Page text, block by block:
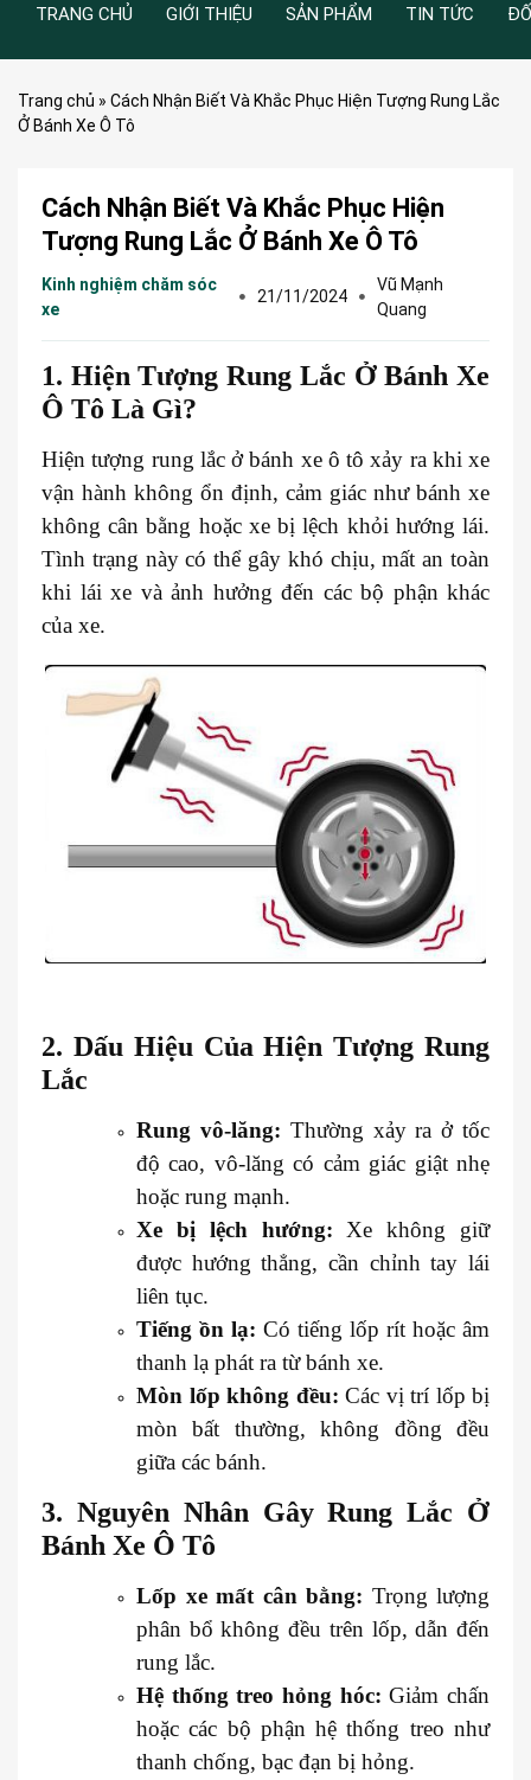
TRANG CHỦ GIỚI THIỆU SẢN PHẨM TIN TỨC
Trang chủ » Cách Nhận Biết Và Khắc Phục Hiện Tượng Rung Lắc
Ở Bánh Xe Ô Tô
Cách Nhận Biết Và Khắc Phục Hiện
Tượng Rung Lắc Ở Bánh Xe Ô Tô
Kinh nghiệm chăm sóc
xe
21/11/2024
Vũ Mạnh
Quang
1. Hiện Tượng Rung Lắc Ở Bánh Xe
Ô Tô Là Gì?
Hiện tượng rung lắc ở bánh xe ô tô xảy ra khi xe
vận hành không ổn định, cảm giác như bánh xe
không cân bằng hoặc xe bị lệch khỏi hướng lái.
Tình trạng này có thể gây khó chịu, mất an toàn
khi lái xe và ảnh hưởng đến các bộ phận khác
của xe.
2. Dấu Hiệu Của Hiện Tượng Rung
Lắc
Rung vô-lăng: Thường xảy ra ở tốc
độ cao, vô-lăng có cảm giác giật nhẹ
hoặc rung mạnh.
Xe bị lệch hướng: Xe không giữ
được hướng thẳng, cần chỉnh tay lái
liên tục.
Tiếng ồn lạ: Có tiếng lốp rít hoặc âm
thanh lạ phát ra từ bánh xe.
Mòn lốp không đều: Các vị trí lốp bị
mòn bất thường, không đồng đều
giữa các bánh.
3. Nguyên Nhân Gây Rung Lắc Ở
Bánh Xe Ô Tô
Lốp xe mất cân bằng: Trọng lượng
phân bổ không đều trên lốp, dẫn đến
rung lắc.
Hệ thống treo hỏng hóc: Giảm chấn
hoặc các bộ phận hệ thống treo như
thanh chống, bạc đạn bị hỏng.